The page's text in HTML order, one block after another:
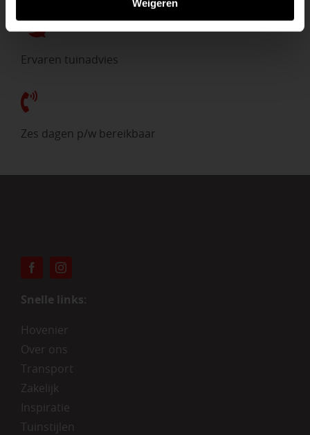
Weigeren
Ervaren tuinadvies
Zes dagen p/w bereikbaar
Snelle links:
Hovenier
Over ons
Transport
Zakelijk
Inspiratie
Tuinstijlen